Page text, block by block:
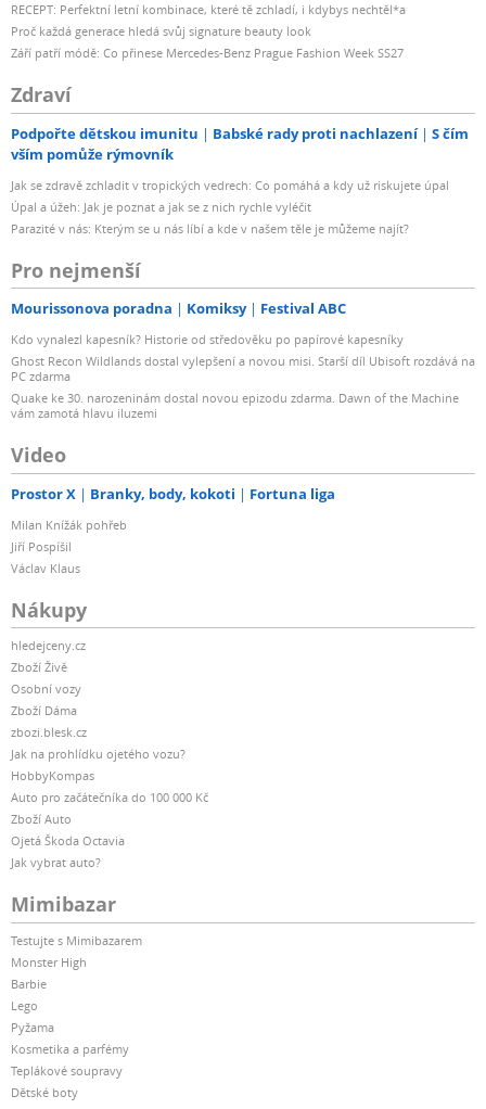
RECEPT: Perfektní letní kombinace, které tě zchladí, i kdybys nechtěl*a
Proč každá generace hledá svůj signature beauty look
Září patří módě: Co přinese Mercedes-Benz Prague Fashion Week SS27
Zdraví
Podpořte dětskou imunitu Babské rady proti nachlazení
S čím
vším pomůže rýmovník
Jak se zdravě zchladit v tropických vedrech: Co pomáhá a kdy už riskujete úpal
Úpal a úžeh: Jak je poznat a jak se z nich rychle vyléčit
Parazité v nás: Kterým se u nás líbí a kde v našem těle je můžeme najít?
Pro nejmenší
Mourissonova poradna Komiksy Festival ABC
Kdo vynalezl kapesník? Historie od středověku po papírové kapesníky
Ghost Recon Wildlands dostal vylepšení a novou misi. Starší díl Ubisoft rozdává na
PC zdarma
Quake ke 30. narozeninám dostal novou epizodu zdarma. Dawn of the Machine
vám zamotá hlavu iluzemi
Video
Prostor X Branky, body, kokoti Fortuna liga
Milan Knížák pohřeb
Jiří Pospíšil
Václav Klaus
Nákupy
hledejceny.cz
Zboží Živě
Osobní vozy
Zboží Dáma
zbozi.blesk.cz
Jak na prohlídku ojetého vozu?
HobbyKompas
Auto pro začátečníka do 100 000 Kč
Zboží Auto
Ojetá Škoda Octavia
Jak vybrat auto?
Mimibazar
Testujte s Mimibazarem
Monster High
Barbie
Lego
Pyžama
Kosmetika a parfémy
Teplákové soupravy
Dětské boty